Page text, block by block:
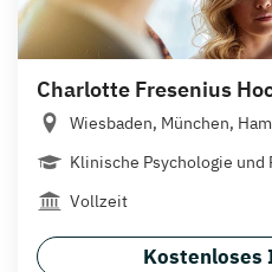
Charlotte Fresenius
Wiesbaden, München,
Klinische Psychologie und
Vollzeit